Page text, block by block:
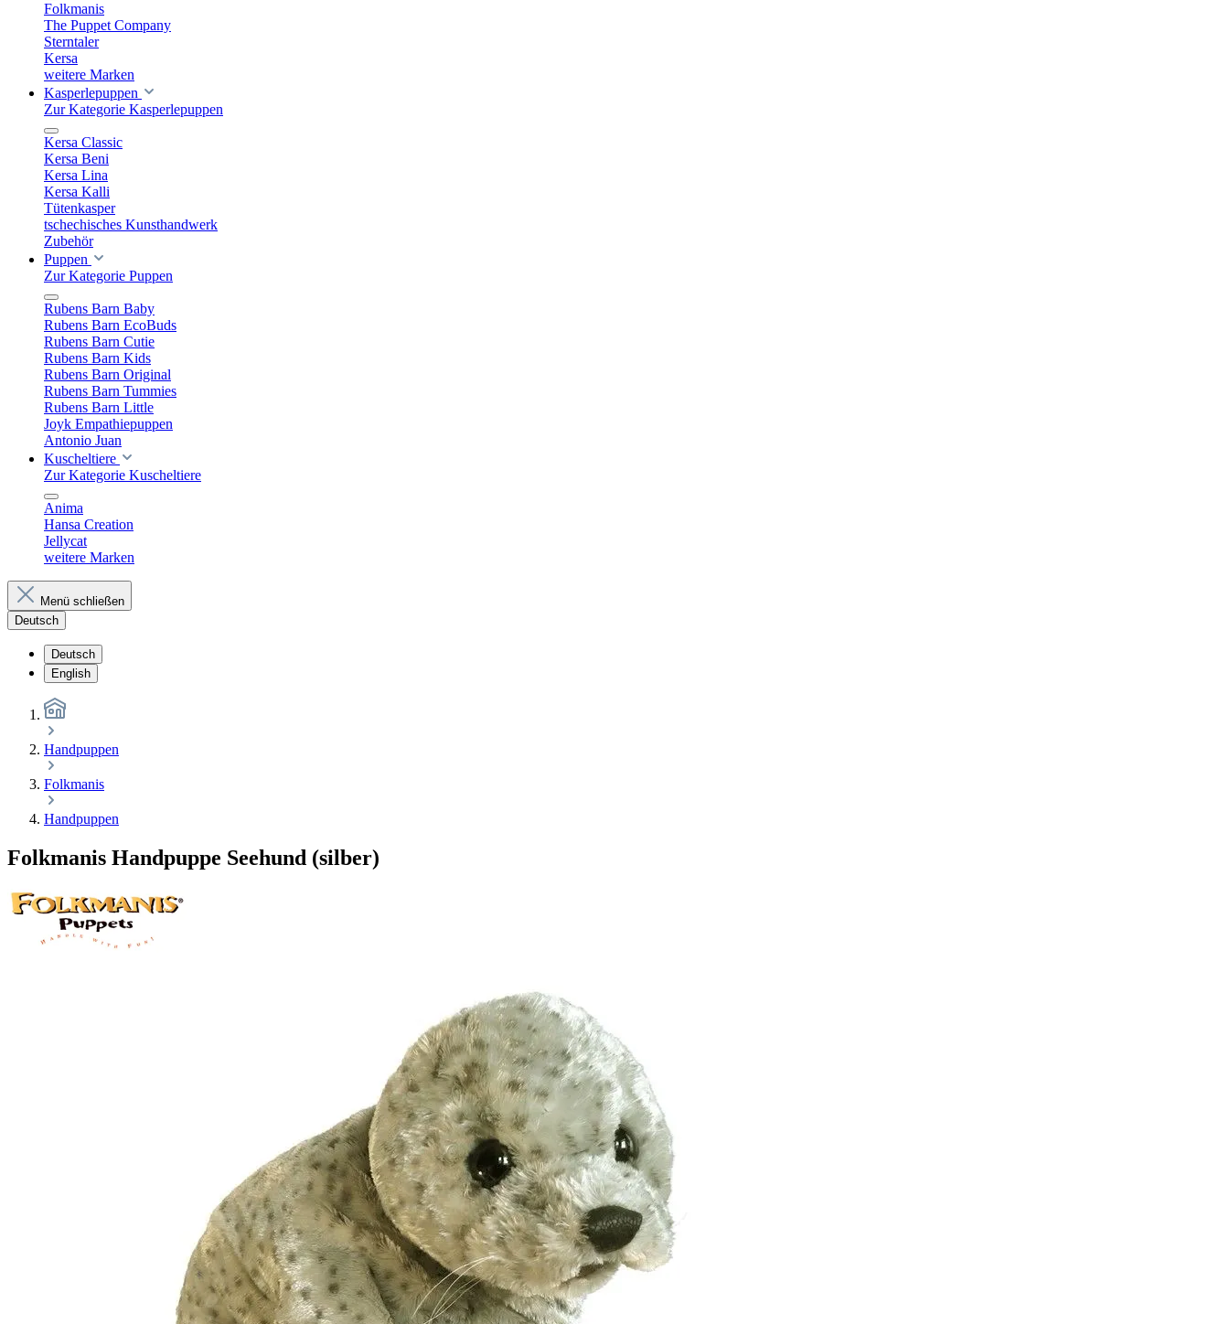
Folkmanis
The Puppet Company
Sterntaler
Kersa
weitere Marken
Kasperlepuppen
Zur Kategorie Kasperlepuppen
Kersa Classic
Kersa Beni
Kersa Lina
Kersa Kalli
Tütenkasper
tschechisches Kunsthandwerk
Zubehör
Puppen
Zur Kategorie Puppen
Rubens Barn Baby
Rubens Barn EcoBuds
Rubens Barn Cutie
Rubens Barn Kids
Rubens Barn Original
Rubens Barn Tummies
Rubens Barn Little
Joyk Empathiepuppen
Antonio Juan
Kuscheltiere
Zur Kategorie Kuscheltiere
Anima
Hansa Creation
Jellycat
weitere Marken
Menü schließen
Deutsch
Deutsch
English
Handpuppen
Folkmanis
Handpuppen
Folkmanis Handpuppe Seehund (silber)